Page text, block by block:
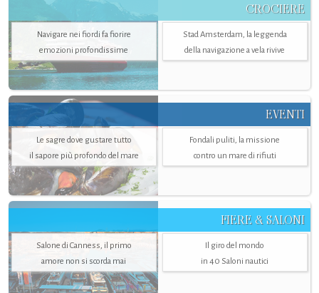
CROCIERE
Navigare nei fiordi fa fiorire
emozioni profondissime
Stad Amsterdam, la leggenda
della navigazione a vela rivive
EVENTI
Le sagre dove gustare tutto
il sapore più profondo del mare
Fondali puliti, la missione
contro un mare di rifiuti
FIERE & SALONI
Salone di Canness, il primo
amore non si scorda mai
Il giro del mondo
in 40 Saloni nautici